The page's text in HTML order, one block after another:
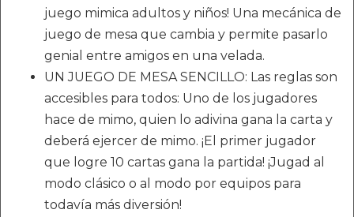
juego mimica adultos y niños! Una mecánica de
juego de mesa que cambia y permite pasarlo
genial entre amigos en una velada.
UN JUEGO DE MESA SENCILLO: Las reglas son
accesibles para todos: Uno de los jugadores
hace de mimo, quien lo adivina gana la carta y
deberá ejercer de mimo. ¡El primer jugador
que logre 10 cartas gana la partida! ¡Jugad al
modo clásico o al modo por equipos para
todavía más diversión!